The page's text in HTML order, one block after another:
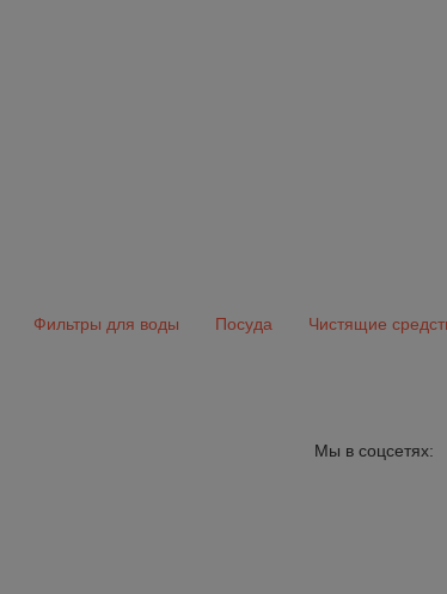
Фильтры для воды Посуда Чистящие
Мы в соцсетях: